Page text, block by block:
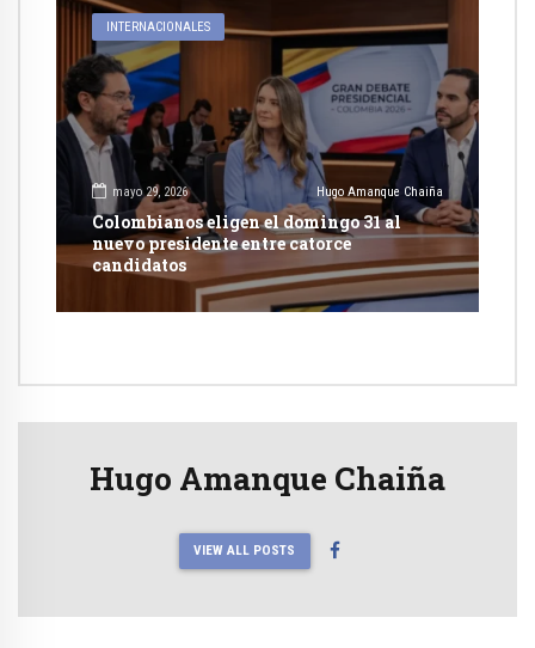
INTERNACIONALES
mayo 29, 2026 Hugo Amanque Chaiña
Colombianos eligen el domingo 31 al
nuevo presidente entre catorce
candidatos
Hugo Amanque Chaiña
VIEW ALL POSTS